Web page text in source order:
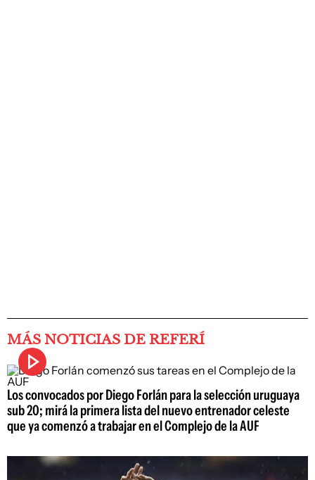
MÁS NOTICIAS DE REFERÍ
Los convocados por Diego Forlán para la selección uruguaya
sub 20; mirá la primera lista del nuevo entrenador celeste
que ya comenzó a trabajar en el Complejo de la AUF